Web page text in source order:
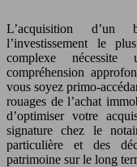
L’acquisition d’un
l’investissement le
complexe
compréhension
vous soyez primo-
rouages de l’achat
d’optimiser votre
signature chez le
particulière et des
patrimoine sur le long